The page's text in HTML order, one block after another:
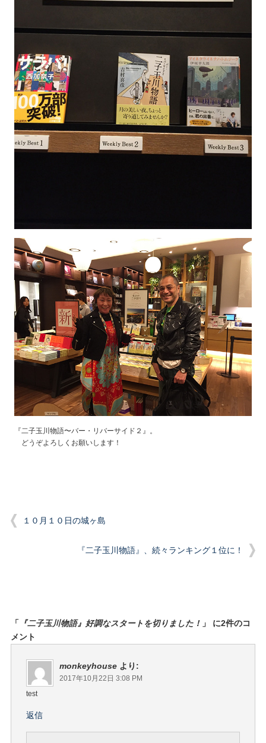
『二子玉川物語〜バー・リバーサイド２』。
どうぞよろしくお願いします！
１０月１０日の城ヶ島
『二子玉川物語』、続々ランキング１位に！
「 『二子玉川物語』好調なスタートを切りました！ 」 に2件のコ
メント
monkeyhouse より:
2017年10月22日 3:08 PM
test
返信